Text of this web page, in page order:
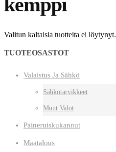
Valitun kaltaisia tuotteita ei löytynyt.
TUOTEOSASTOT
Valaistus Ja Sähkö
Sähkötarvikkeet
Muut Valot
Paineruiskukannut
Maatalous